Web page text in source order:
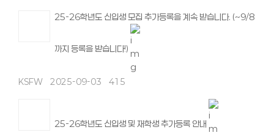
25-26학년도 신입생 모집 추가등록을 계속 받습니다. (~9/8
까지 등록을 받습니다!)
KSFW 2025-09-03 415
25-26학년도 신입생 및 재학생 추가등록 안내